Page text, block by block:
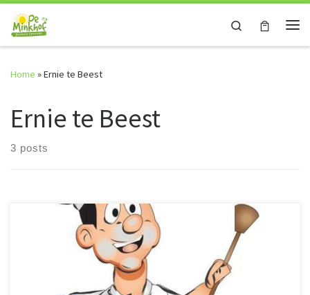
Skip to content
Search
Home »Ernie te Beest
Ernie te Beest
3 posts